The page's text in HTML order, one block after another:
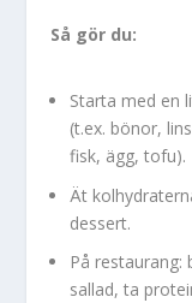
Så gör du:
Starta med en
(t.ex. bönor,
fisk, ägg, tofu).
Ät
dessert.
På
sallad, ta